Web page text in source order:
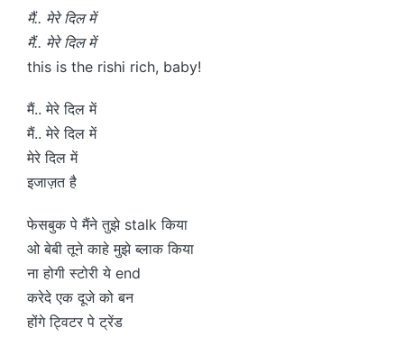
मैं.. मेरे दिल में
मैं.. मेरे दिल में
this is the rishi rich, baby!
मैं.. मेरे दिल में
मैं.. मेरे दिल में
मेरे दिल में
इजाज़त है
फेसबुक पे मैंने तुझे stalk किया
ओ बेबी तूने काहे मुझे ब्लाक किया
ना होगी स्टोरी ये end
करेदे एक दूजे को बन
होंगे ट्विटर पे ट्रेंड